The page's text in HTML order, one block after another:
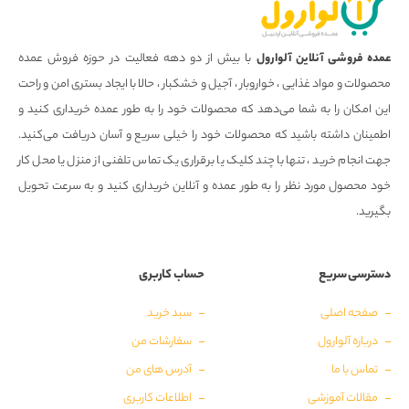
عمده فروشی آنلاین آلوارول با بیش از دو دهه فعالیت در حوزه فروش عمده
محصولات و مواد غذایی ، خواروبار ، آجیل و خشکبار ، حالا با ایجاد بستری امن و راحت
این امکان را به شما می‌دهد که محصولات خود را به طور عمده خریداری کنید و
اطمینان داشته باشید که محصولات خود را خیلی سریع و آسان دریافت می‌کنید.
جهت انجام خرید ، تنها با چند کلیک یا برقراری یک تماس تلفنی از منزل یا محل کار
خود محصول مورد نظر را به طور عمده و آنلاین خریداری کنید و به سرعت تحویل
بگیرید.
دسترسی سریع
صفحه اصلی
درباره آلوارول
تماس با ما
مقالات آموزشی
حساب کاربری
سبد خرید
سفارشات من
آدرس های من
اطلاعات کاربری